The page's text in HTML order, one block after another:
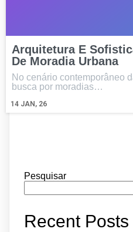
Arquitetura E
De Moradia Urbana
14 JAN, 26
No cenário contemporâneo
busca por moradias…
Pesquisar
Recent Posts